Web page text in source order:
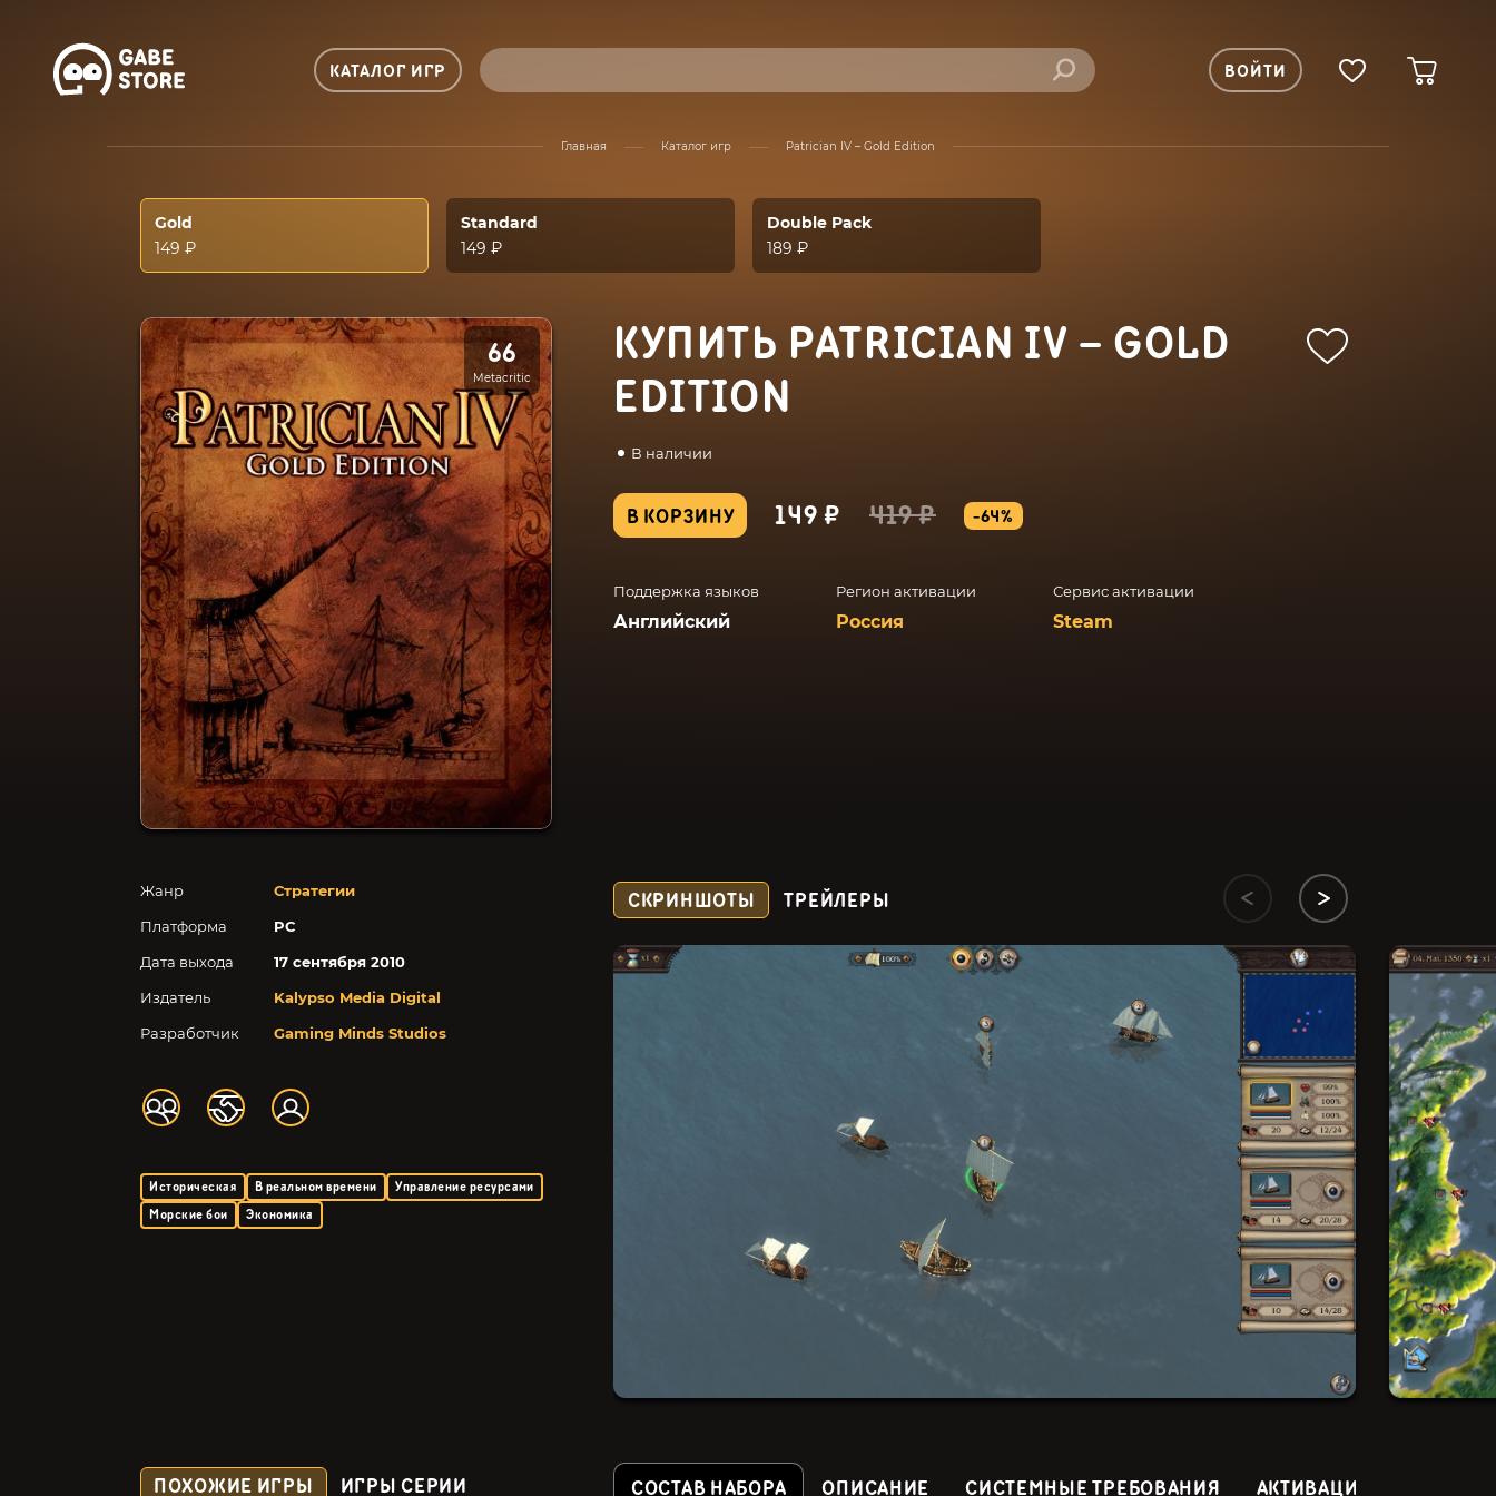
КАТАЛОГ ИГР ВОЙТИ
Главная Каталог игр Patrician IV – Gold Edition
Gold
149 ₽
Standard
149 ₽
Double Pack
189 ₽
66
Metacritic
КУПИТЬ PATRICIAN IV – GOLD
EDITION
В наличии
В КОРЗИНУ 149 ₽ 419 ₽ -64%
Поддержка языков
Английский
Регион активации
Россия
Сервис активации
Steam
Жанр
Стратегии
Платформа
PC
Дата выхода
17 сентября 2010
Издатель
Kalypso Media Digital
Разработчик
Gaming Minds Studios
Историческая В реальном времени
Управление ресурсами
Морские бои
Экономика
СКРИНШОТЫ ТРЕЙЛЕРЫ
ПОХОЖИЕ ИГРЫ ИГРЫ СЕРИИ СОСТАВ НАБОРА ОПИСАНИЕ СИСТЕМНЫЕ ТРЕБОВАНИЯ АКТИВАЦИЯ